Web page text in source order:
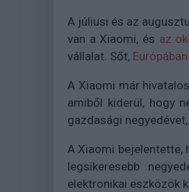
A júliusi és az
van a Xiaomi, és az
vállalat. Sőt,
A Xiaomi már
amiből kiderül, hogy
gazdasági
A Xiaomi bejelentette,
legsikeresebb
elektronikai eszközök